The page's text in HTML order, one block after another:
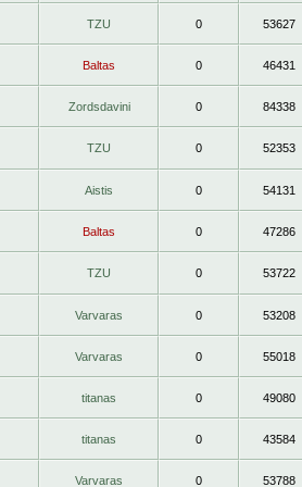
TZU 0 53627
Baltas 0 46431
Zordsdavini 0 84338
TZU 0 52353
Aistis 0 54131
Baltas 0 47286
TZU 0 53722
Varvaras 0 53208
Varvaras 0 55018
titanas 0 49080
titanas 0 43584
Varvaras 0 53788